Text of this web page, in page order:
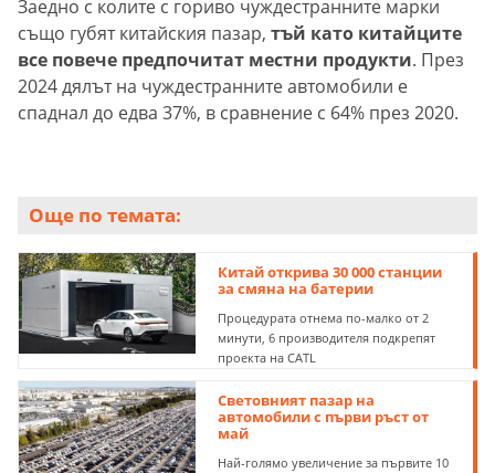
Заедно с колите с гориво чуждестранните марки
също губят китайския пазар, тъй като китайците
все повече предпочитат местни продукти. През
2024 дялът на чуждестранните автомобили е
спаднал до едва 37%, в сравнение с 64% през 2020.
Още по темата:
Китай открива 30 000 станции
за смяна на батерии
Процедурата отнема по-малко от 2
минути, 6 производителя подкрепят
проекта на CATL
Световният пазар на
автомобили с първи ръст от
май
Най-голямо увеличение за първите 10